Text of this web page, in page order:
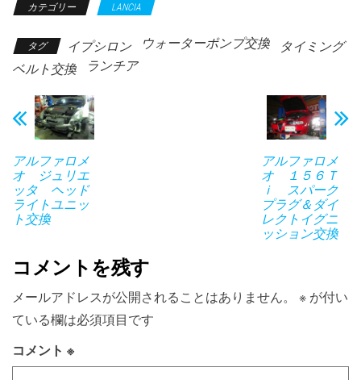
カテゴリー LANCIA
タグ イプシロン ウォーターポンプ交換
タイミング
ベルト交換
ランチア
アルファロメ
オ ジュリエ
ッタ ヘッド
ライトユニッ
ト交換
アルファロメ
オ １５６Ｔ
ｉ スパーク
プラグ＆ダイ
レクトイグニ
ッション交換
コメントを残す
メールアドレスが公開されることはありません。 ※ が付い
ている欄は必須項目です
コメント ※